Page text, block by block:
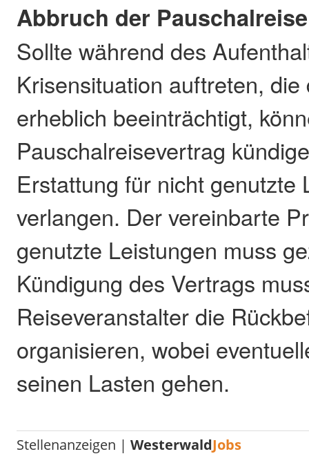
Abbruch der Pauschalreise
Sollte während des
Krisensituation auftreten, die
erheblich beeinträchtigt,
Pauschalreisevertrag
Erstattung für nicht genutzte
verlangen. Der vereinbarte
genutzte Leistungen muss
Kündigung des Vertrags
Reiseveranstalter die
organisieren, wobei
seinen Lasten gehen.
Stellenanzeigen |WesterwaldJobs